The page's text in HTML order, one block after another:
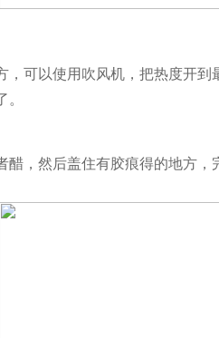
，可以使用吹风机，把热度开
醋，然后盖住有胶痕得的地方